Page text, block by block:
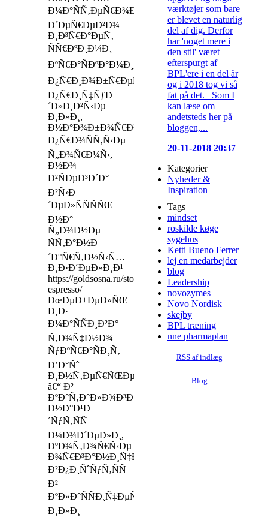
Ð¼Ð°ÑÑ‚ÐµÑ€Ð¾Ð²
Ð´ÐµÑ€ÐµÐ²Ð¾
Ð¸Ð³Ñ€Ð°ÐµÑ‚
ÑÑ€ÐºÐ¸Ð¼Ð¸
ÐºÑ€Ð°ÑÐºÐ°Ð¼Ð¸,
Ð¿Ñ€Ð¸Ð¾Ð±Ñ€ÐµÑ‚Ð°Ñ
Ð¿Ñ€Ð¸Ñ‡ÑƒÐ
´Ð»Ð¸Ð²Ñ‹Ðµ
Ð¸Ð»Ð¸,
Ð½Ð°Ð¾Ð±Ð¾Ñ€Ð¾Ñ‚,
Ð¿Ñ€Ð¾ÑÑ‚Ñ‹Ðµ
Ñ„Ð¾Ñ€Ð¼Ñ‹,
Ð½Ð¾
Ð²ÑÐµÐ³Ð´Ð°
Ð²Ñ‹Ð
´ÐµÐ»ÑÑÑÑŒ
Ð½Ð°
Ñ„Ð¾Ð½Ðµ
ÑÑ‚Ð°Ð½Ð
´Ð°Ñ€Ñ‚Ð½Ñ‹Ñ…
Ð¸Ð·Ð´ÐµÐ»Ð¸Ð¹
https://goldsosna.ru/stol-
espresso/
ÐœÐµÐ±ÐµÐ»ÑŒ
Ð¸Ð·
Ð¼Ð°ÑÑÐ¸Ð²Ð°
Ñ‚Ð¾Ñ‡Ð½Ð¾
ÑƒÐºÑ€Ð°ÑÐ¸Ñ‚
Ð’Ð°Ñˆ
Ð¸Ð½Ñ‚ÐµÑ€ÑŒÐµÑ€
â€“ Ð²
ÐºÐ°Ñ‚Ð°Ð»Ð¾Ð³Ðµ
Ð½Ð°Ð¹Ð
´ÑƒÑ‚ÑÑ
Ð¼Ð¾Ð´ÐµÐ»Ð¸,
ÐºÐ¾Ñ‚Ð¾Ñ€Ñ‹Ðµ
Ð¾Ñ€Ð³Ð°Ð½Ð¸Ñ‡Ð½Ð¾
Ð²Ð¿Ð¸ÑˆÑƒÑ‚ÑÑ
Ð²
ÐºÐ»Ð°ÑÑÐ¸Ñ‡ÐµÑÐºÐ¸Ð¹
Ð¸Ð»Ð¸
værktøjer som bare
er blevet en naturlig
del af dig. Derfor
har 'noget mere i
den stil' været
efterspurgt af
BPL'ere i en del år
og i 2018 tog vi så
fat på det. Som I
kan læse om
andetsteds her på
bloggen,...
20-11-2018 20:37
Kategorier
Nyheder &
Inspiration
Tags
mindset
roskilde køge
sygehus
Ketti Bueno Ferrer
lej en medarbejder
blog
Leadership
novozymes
Novo Nordisk
skejby
BPL træning
nne pharmaplan
RSS af indlæg
Blog